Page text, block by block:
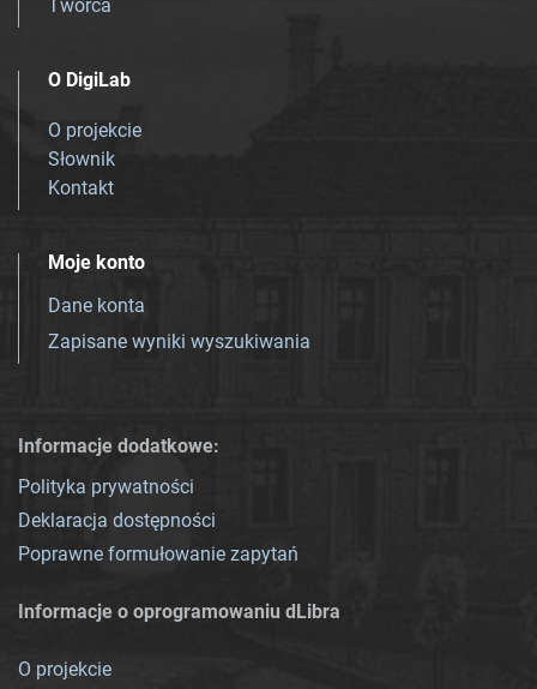
Twórca
O DigiLab
O projekcie
Słownik
Kontakt
Moje konto
Dane konta
Zapisane wyniki wyszukiwania
Informacje dodatkowe:
Polityka prywatności
Deklaracja dostępności
Poprawne formułowanie zapytań
Informacje o oprogramowaniu dLibra
O projekcie